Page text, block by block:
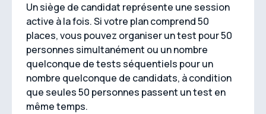
Un siège de candidat représente une session
active à la fois. Si votre plan comprend 50
places, vous pouvez organiser un test pour 50
personnes simultanément ou un nombre
quelconque de tests séquentiels pour un
nombre quelconque de candidats, à condition
que seules 50 personnes passent un test en
même temps.